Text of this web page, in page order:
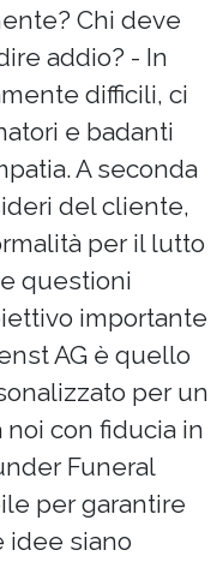
Chi deve
addio? - In
difficili, ci
e badanti
A seconda
del cliente,
per il lutto
questioni
importante
AG è quello
per un
con fiducia in
Funeral
per garantire
idee siano